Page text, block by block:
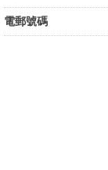
電郵號碼